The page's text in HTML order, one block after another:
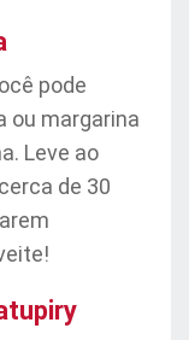
pode
ou margarina
Leve ao
de 30